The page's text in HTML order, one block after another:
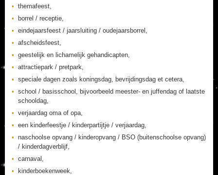
themafeest,
borrel / receptie,
eindejaarsfeest / jaarsluiting / oudejaarsborrel,
afscheidsfeest,
geestelijk en lichamelijk gehandicapten,
attractiepark / pretpark,
speciale dagen zoals koningsdag, bevrijdingsdag et cetera,
school / basisschool, bijvoorbeeld meester- en juffendag of laatste
schooldag,
verjaardag oma of opa,
een kinderfeestje / kinderpartijtje / verjaardag,
naschoolse opvang / kinderopvang / BSO (buitenschoolse opvang)
/ kinderdagverblijf,
carnaval,
kinderboekenweek,